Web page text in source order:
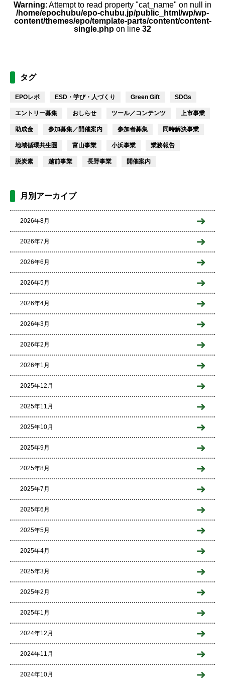
Warning: Attempt to read property "cat_name" on null in
/home/epochubu/epo-chubu.jp/public_html/wp/wp-
content/themes/epo/template-parts/content/content-
single.php on line 32
タグ
EPOレポ ESD・学び・人づくり Green Gift SDGs
エントリー募集 おしらせ ツール／コンテンツ 上市事業
助成金 参加募集／開催案内 参加者募集 同時解決事業
地域循環共生圏 富山事業 小浜事業 業務報告
脱炭素 越前事業 長野事業 開催案内
月別アーカイブ
2026年8月
2026年7月
2026年6月
2026年5月
2026年4月
2026年3月
2026年2月
2026年1月
2025年12月
2025年11月
2025年10月
2025年9月
2025年8月
2025年7月
2025年6月
2025年5月
2025年4月
2025年3月
2025年2月
2025年1月
2024年12月
2024年11月
2024年10月